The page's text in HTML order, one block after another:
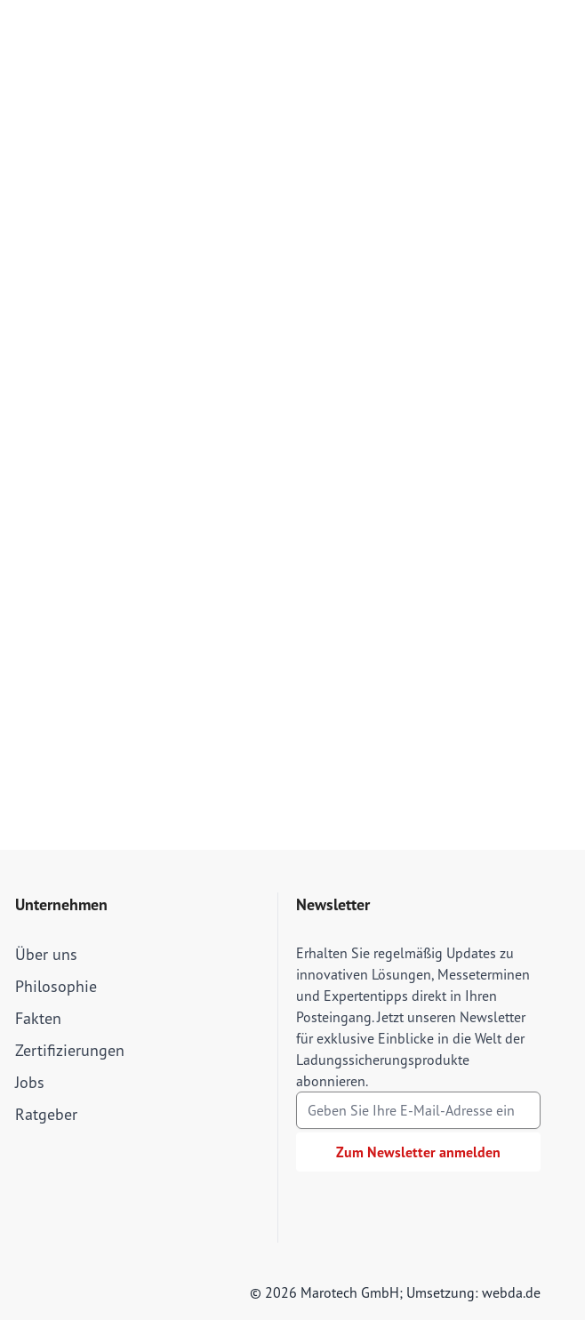
Unternehmen
Über uns
Philosophie
Fakten
Zertifizierungen
Jobs
Ratgeber
Newsletter
Erhalten Sie regelmäßig Updates zu
innovativen Lösungen, Messeterminen
und Expertentipps direkt in Ihren
Posteingang. Jetzt unseren Newsletter
für exklusive Einblicke in die Welt der
Ladungssicherungsprodukte
abonnieren.
E-Mail Adresse
Zum Newsletter anmelden
© 2026 Marotech GmbH; Umsetzung:webda.de